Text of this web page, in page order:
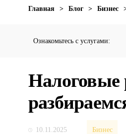
Главная > Блог > Бизнес
Ознакомьтесь с услугами:
Налоговые
10.11.2025 Бизнес